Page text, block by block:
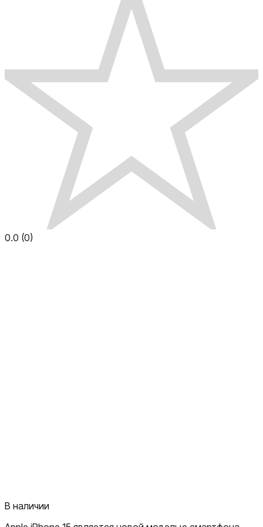
0.0 (0)
В наличии